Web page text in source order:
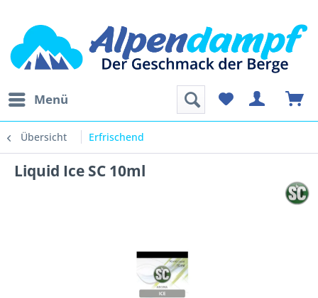
Menü
Übersicht Erfrischend
Liquid Ice SC 10ml